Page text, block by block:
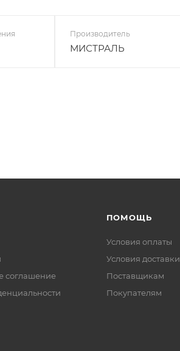
Производитель
МИСТРАЛЬ
соглашение
ПОМОЩЬ
Условия оплаты
Условия доставки
Поставщикам
Покупателям